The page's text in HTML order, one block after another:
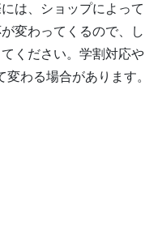
は、ショップによって
変わってくるので、し
ください。学割対応や
わる場合があります。